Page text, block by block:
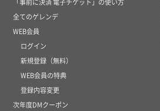
全てのゲレンデ
WEB会員
ログイン
新規登録（無料）
WEB会員の特典
登録内容変更
次年度DMクーポン